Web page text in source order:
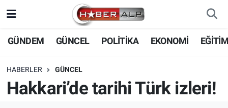
GÜNDEM GÜNCEL POLİTİKA EKONOMİ
HABERLER GÜNCEL
Hakkari’de tarihi Türk izleri!
Nöbetçi Eczaneler
Hava Durumu
Trafik Durumu